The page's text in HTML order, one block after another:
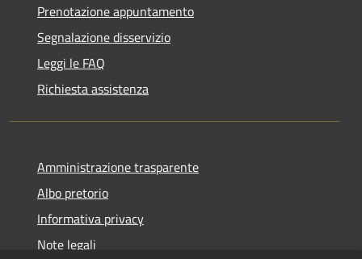
Prenotazione appuntamento
Segnalazione disservizio
Leggi le FAQ
Richiesta assistenza
Amministrazione trasparente
Albo pretorio
Informativa privacy
Note legali